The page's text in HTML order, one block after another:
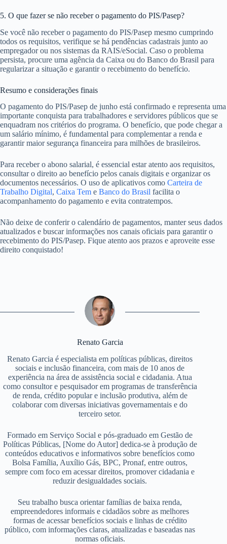
5. O que fazer se não receber o pagamento do PIS/Pasep?
Se você não receber o pagamento do PIS/Pasep mesmo cumprindo
todos os requisitos, verifique se há pendências cadastrais junto ao
empregador ou nos sistemas da RAIS/eSocial. Caso o problema
persista, procure uma agência da Caixa ou do Banco do Brasil para
regularizar a situação e garantir o recebimento do benefício.
Resumo e considerações finais
O pagamento do PIS/Pasep de junho está confirmado e representa uma
importante conquista para trabalhadores e servidores públicos que se
enquadram nos critérios do programa. O benefício, que pode chegar a
um salário mínimo, é fundamental para complementar a renda e
garantir maior segurança financeira para milhões de brasileiros.
Para receber o abono salarial, é essencial estar atento aos requisitos,
consultar o direito ao benefício pelos canais digitais e organizar os
documentos necessários. O uso de aplicativos como Carteira de
Trabalho Digital, Caixa Tem e Banco do Brasil facilita o
acompanhamento do pagamento e evita contratempos.
Não deixe de conferir o calendário de pagamentos, manter seus dados
atualizados e buscar informações nos canais oficiais para garantir o
recebimento do PIS/Pasep. Fique atento aos prazos e aproveite esse
direito conquistado!
Renato Garcia
Renato Garcia é especialista em políticas públicas, direitos
sociais e inclusão financeira, com mais de 10 anos de
experiência na área de assistência social e cidadania. Atua
como consultor e pesquisador em programas de transferência
de renda, crédito popular e inclusão produtiva, além de
colaborar com diversas iniciativas governamentais e do
terceiro setor.
Formado em Serviço Social e pós-graduado em Gestão de
Políticas Públicas, [Nome do Autor] dedica-se à produção de
conteúdos educativos e informativos sobre benefícios como
Bolsa Família, Auxílio Gás, BPC, Pronaf, entre outros,
sempre com foco em acessar direitos, promover cidadania e
reduzir desigualdades sociais.
Seu trabalho busca orientar famílias de baixa renda,
empreendedores informais e cidadãos sobre as melhores
formas de acessar benefícios sociais e linhas de crédito
público, com informações claras, atualizadas e baseadas nas
normas oficiais.